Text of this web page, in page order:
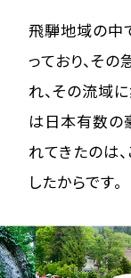
飛騨地域の中
っており、そ
れ、その流域
は日本有数の
れてきたのは
したからです。